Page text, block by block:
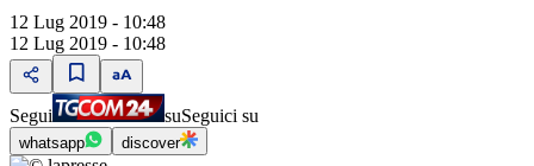
12 Lug 2019 - 10:48
12 Lug 2019 - 10:48
Segui suSeguici su
whatsapp discover